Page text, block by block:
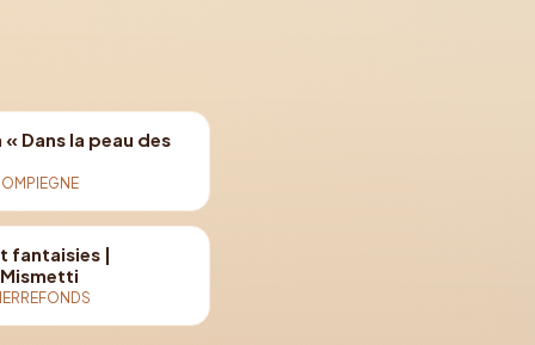
Dans la peau des
fantaisies |